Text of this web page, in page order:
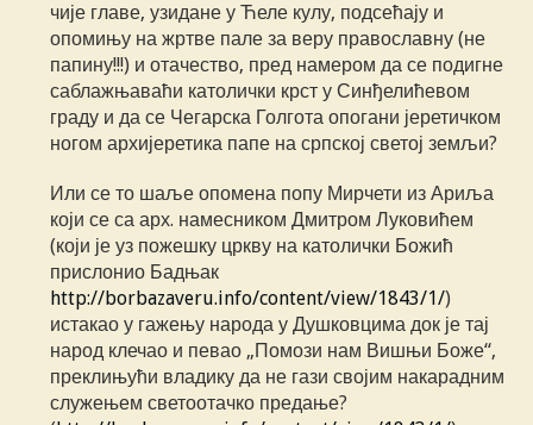
чије главе, узидане у Ћеле кулу, подсећају и
опомињу на жртве пале за веру православну (не
папину!!!) и отачество, пред намером да се подигне
саблажњаваћи католички крст у Синђелићевом
граду и да се Чегарска Голгота опогани јеретичком
ногом архијеретика папе на српској светој земљи?
Или се то шаље опомена попу Мирчети из Ариља
који се са арх. намесником Дмитром Луковићем
(који је уз пожешку цркву на католички Божић
прислонио Бадњак
http://borbazaveru.info/content/view/1843/1/)
истакао у гажењу народа у Душковцима док је тај
народ клечао и певао „Помози нам Вишњи Боже“,
преклињући владику да не гази својим накарадним
служењем светоотачко предање?